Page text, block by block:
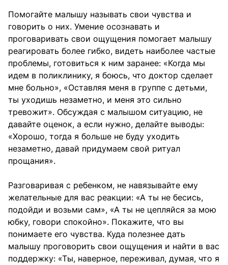
Помогайте малышу называть свои чувства и
говорить о них. Умение осознавать и
проговаривать свои ощущения помогает малышу
реагировать более гибко, видеть наиболее частые
проблемы, готовиться к ним заранее: «Когда мы
идем в поликлинику, я боюсь, что доктор сделает
мне больно», «Оставляя меня в группе с детьми,
ты уходишь незаметно, и меня это сильно
тревожит». Обсуждая с малышом ситуацию, не
давайте оценок, а если нужно, делайте выводы:
«Хорошо, тогда я больше не буду уходить
незаметно, давай придумаем свой ритуал
прощания».
Разговаривая с ребенком, не навязывайте ему
желательные для вас реакции: «А ты не бесись,
подойди и возьми сам», «А ты не цепляйся за мою
юбку, говори спокойно». Покажите, что вы
понимаете его чувства. Куда полезнее дать
малышу проговорить свои ощущения и найти в вас
поддержку: «Ты, наверное, переживал, думая, что я